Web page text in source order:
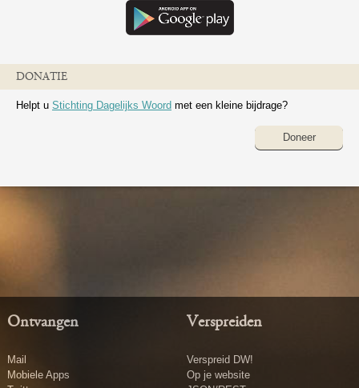
DONATIE
Helpt u Stichting Dagelijks Woord met een kleine bijdrage?
Doneer
Ontvangen
Mail
Mobiele Apps
Verspreiden
Verspreid DW!
Op je website